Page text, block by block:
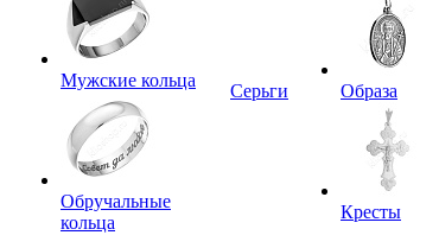
Мужские кольца
Обручальные
кольца
Серьги Образа
Кресты